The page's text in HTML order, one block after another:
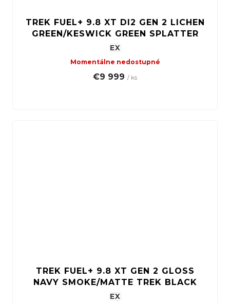
TREK FUEL+ 9.8 XT DI2 GEN 2 LICHEN
GREEN/KESWICK GREEN SPLATTER
EX
Momentálne nedostupné
€9 999 / ks
TREK FUEL+ 9.8 XT GEN 2 GLOSS
NAVY SMOKE/MATTE TREK BLACK
EX